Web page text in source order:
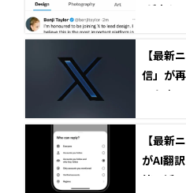
Iが変え
【最新
信」が
トを高
【最新
がAI翻
能と活